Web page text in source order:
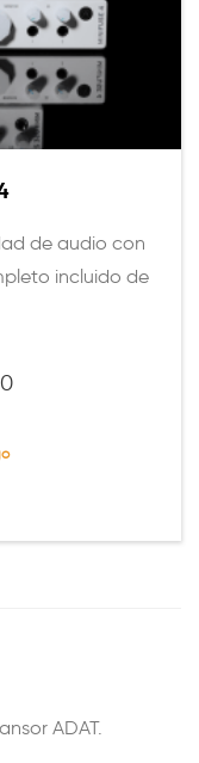
de audio con
incluido de
Precio
ADAT.